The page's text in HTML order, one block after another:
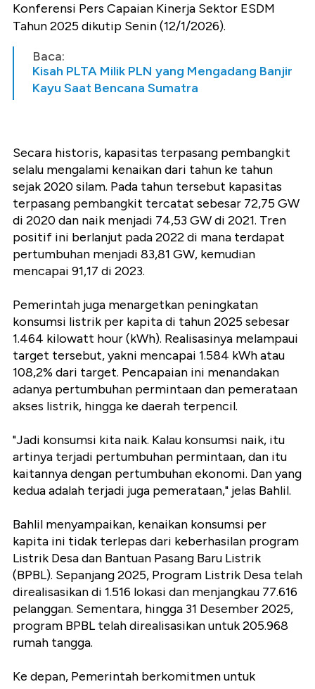
Konferensi Pers Capaian Kinerja Sektor ESDM
Tahun 2025 dikutip Senin (12/1/2026).
Baca:
Kisah PLTA Milik PLN yang Mengadang Banjir
Kayu Saat Bencana Sumatra
Secara historis, kapasitas terpasang pembangkit
selalu mengalami kenaikan dari tahun ke tahun
sejak 2020 silam. Pada tahun tersebut kapasitas
terpasang pembangkit tercatat sebesar 72,75 GW
di 2020 dan naik menjadi 74,53 GW di 2021. Tren
positif ini berlanjut pada 2022 di mana terdapat
pertumbuhan menjadi 83,81 GW, kemudian
mencapai 91,17 di 2023.
Pemerintah juga menargetkan peningkatan
konsumsi listrik per kapita di tahun 2025 sebesar
1.464 kilowatt hour (kWh). Realisasinya melampaui
target tersebut, yakni mencapai 1.584 kWh atau
108,2% dari target. Pencapaian ini menandakan
adanya pertumbuhan permintaan dan pemerataan
akses listrik, hingga ke daerah terpencil.
"Jadi konsumsi kita naik. Kalau konsumsi naik, itu
artinya terjadi pertumbuhan permintaan, dan itu
kaitannya dengan pertumbuhan ekonomi. Dan yang
kedua adalah terjadi juga pemerataan," jelas Bahlil.
Bahlil menyampaikan, kenaikan konsumsi per
kapita ini tidak terlepas dari keberhasilan program
Listrik Desa dan Bantuan Pasang Baru Listrik
(BPBL). Sepanjang 2025, Program Listrik Desa telah
direalisasikan di 1.516 lokasi dan menjangkau 77.616
pelanggan. Sementara, hingga 31 Desember 2025,
program BPBL telah direalisasikan untuk 205.968
rumah tangga.
Ke depan, Pemerintah berkomitmen untuk